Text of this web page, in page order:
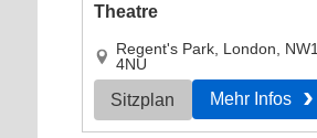
Theatre
Regent's Park, London
NW1
4NU
Sitzplan Mehr Infos